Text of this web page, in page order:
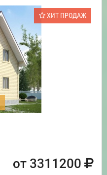
ХИТ ПРОДАЖ
от 3311200